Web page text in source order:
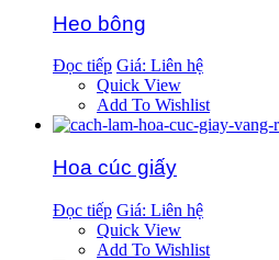
Heo bông
Đọc tiếp Giá: Liên hệ
Quick View
Add To Wishlist
Hoa cúc giấy
Đọc tiếp Giá: Liên hệ
Quick View
Add To Wishlist